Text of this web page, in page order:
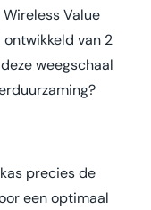
Value
van 2
weegschaal
precies de
een optimaal